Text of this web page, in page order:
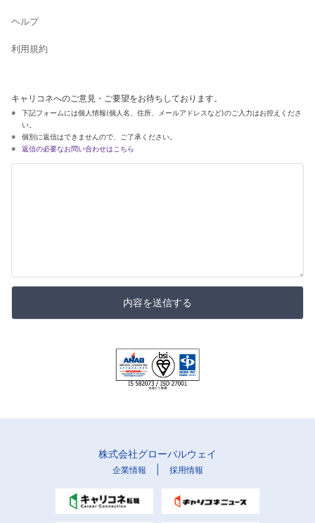
ヘルプ
利用規約
キャリコネへのご意見・ご要望をお待ちしております。
下記フォームには個人情報(個人名、住所、メールアドレスなど)のご入力はお控えくださ
い。
個別に返信はできませんので、ご了承ください。
返信の必要なお問い合わせはこちら
内容を送信する
株式会社グローバルウェイ
企業情報 採用情報